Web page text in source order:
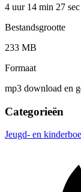
4 uur 14 min 27 sec
Bestandsgrootte
233 MB
Formaat
mp3 download en
Categorieën
Jeugd- en